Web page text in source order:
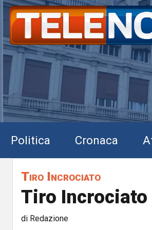
Politica Cronaca
Tiro Incrociato
Tiro
di Redazione